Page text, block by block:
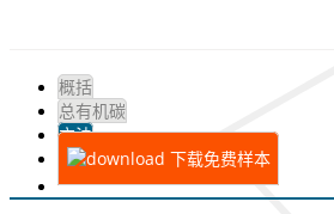
概括
总有机碳
方法
下载免费样本